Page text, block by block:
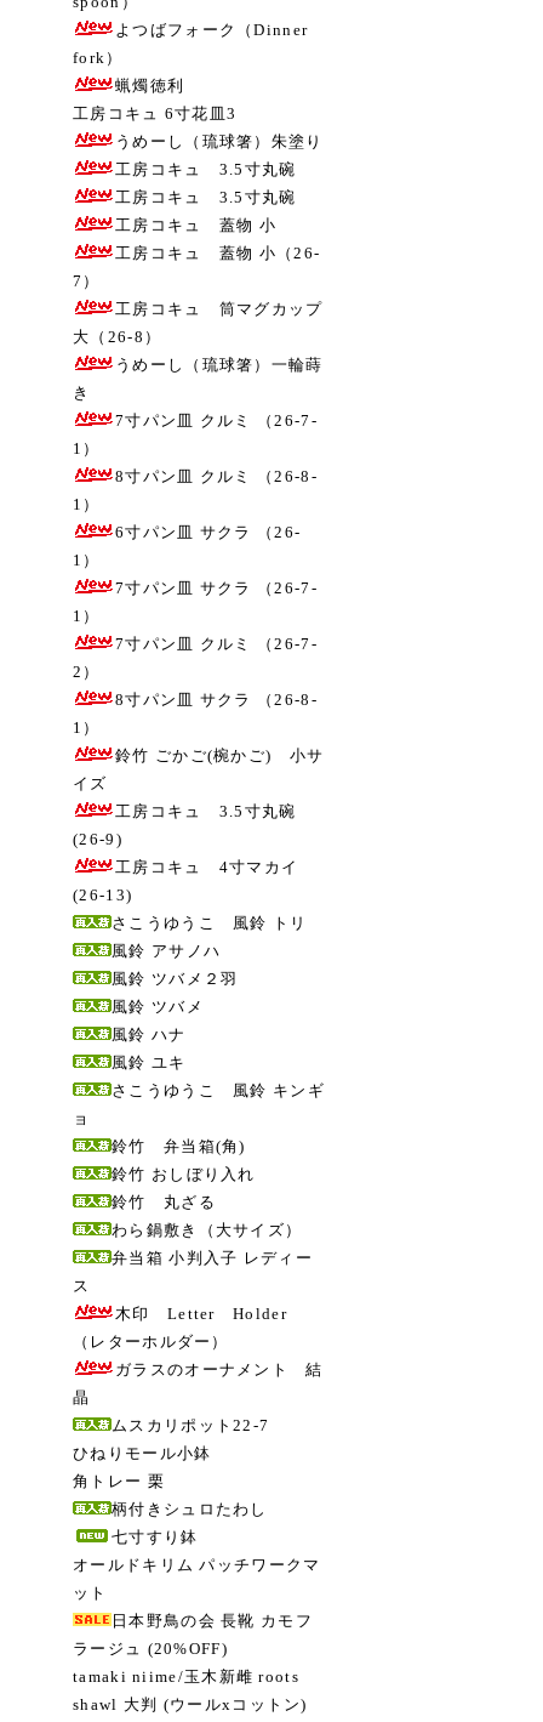
よつばフォーク（Dinner
fork）
蝋燭徳利
工房コキュ 6寸花皿3
うめーし（琉球箸）朱塗り
工房コキュ 3.5寸丸碗
工房コキュ 3.5寸丸碗
工房コキュ 蓋物 小
工房コキュ 蓋物 小（26-
7）
工房コキュ 筒マグカップ
大（26-8）
うめーし（琉球箸）一輪蒔
き
7寸パン皿 クルミ （26-7-
1）
8寸パン皿 クルミ （26-8-
1）
6寸パン皿 サクラ （26-
1）
7寸パン皿 サクラ （26-7-
1）
7寸パン皿 クルミ （26-7-
2）
8寸パン皿 サクラ （26-8-
1）
鈴竹 ごかご(椀かご) 小サ
イズ
工房コキュ 3.5寸丸碗
(26-9)
工房コキュ 4寸マカイ
(26-13)
さこうゆうこ 風鈴 トリ
風鈴 アサノハ
風鈴 ツバメ２羽
風鈴 ツバメ
風鈴 ハナ
風鈴 ユキ
さこうゆうこ 風鈴 キンギ
ョ
鈴竹 弁当箱(角)
鈴竹 おしぼり入れ
鈴竹 丸ざる
わら鍋敷き（大サイズ）
弁当箱 小判入子 レディー
ス
木印 Letter Holder
（レターホルダー）
ガラスのオーナメント 結
晶
ムスカリポット22-7
ひねりモール小鉢
角トレー 栗
柄付きシュロたわし
七寸すり鉢
オールドキリム パッチワークマ
ット
日本野鳥の会 長靴 カモフ
ラージュ (20%OFF)
tamaki niime/玉木新雌 roots
shawl 大判 (ウールxコットン)